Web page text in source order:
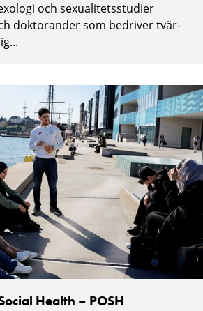
och sexualitetsstudier
doktorander som bedriver tvär-
Health – POSH